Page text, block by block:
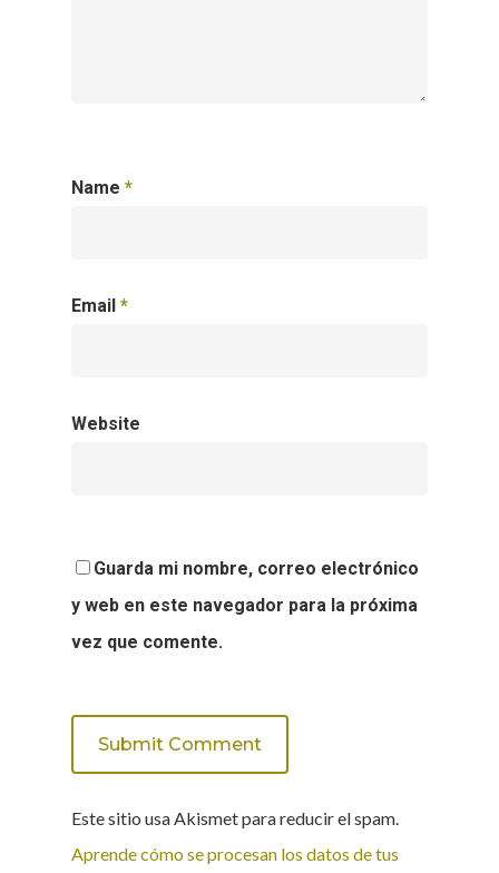
Name *
Email *
Website
Guarda mi nombre, correo electrónico
y web en este navegador para la próxima
vez que comente.
Este sitio usa Akismet para reducir el spam.
Aprende cómo se procesan los datos de tus